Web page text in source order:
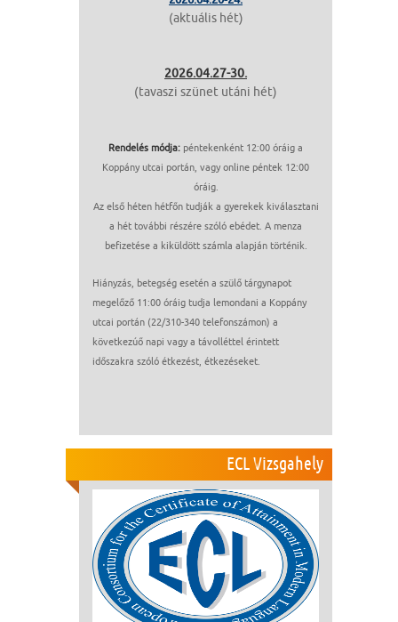
(aktuális hét)
2026.04.27-30.
(tavaszi szünet utáni hét)
Rendelés módja: péntekenként 12:00 óráig a
Koppány utcai portán, vagy online péntek 12:00
óráig.
Az első héten hétfőn tudják a gyerekek kiválasztani
a hét további részére szóló ebédet. A menza
befizetése a kiküldött számla alapján történik.
Hiányzás, betegség esetén a szülő tárgynapot
megelőző 11:00 óráig tudja lemondani a Koppány
utcai portán (22/310-340 telefonszámon) a
következúő napi vagy a távolléttel érintett
időszakra szóló étkezést, étkezéseket.
ECL Vizsgahely